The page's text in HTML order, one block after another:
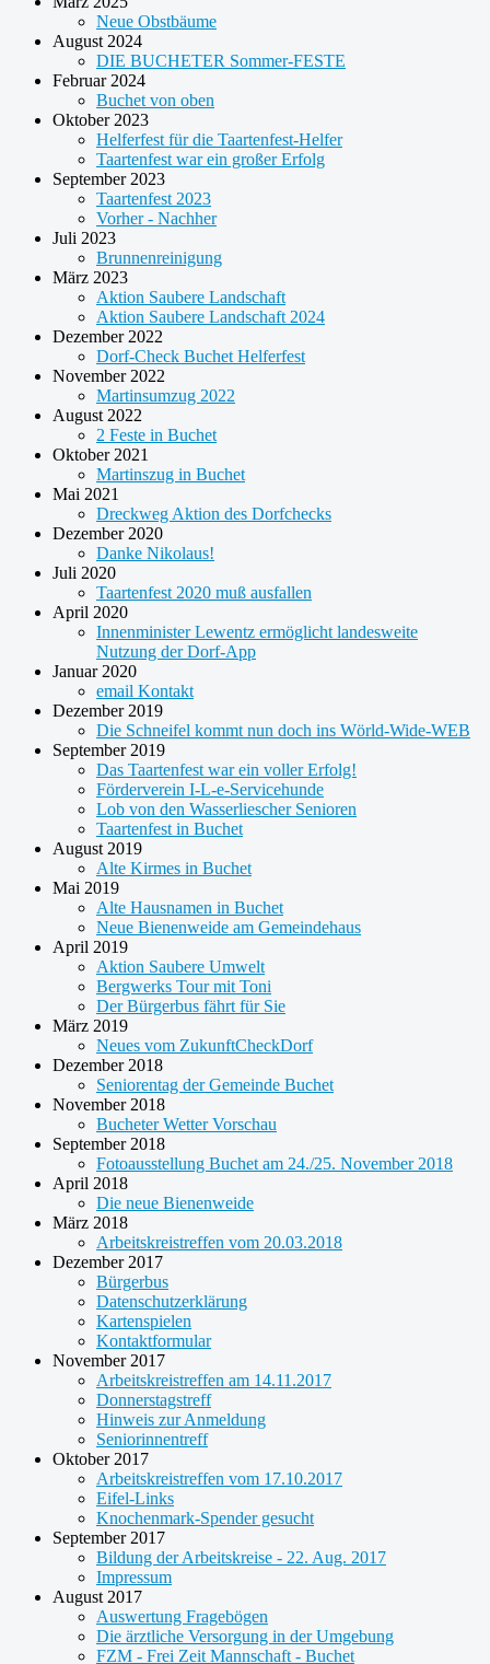
Neue Obstbäume
August 2024
DIE BUCHETER Sommer-FESTE
Februar 2024
Buchet von oben
Oktober 2023
Helferfest für die Taartenfest-Helfer
Taartenfest war ein großer Erfolg
September 2023
Taartenfest 2023
Vorher - Nachher
Juli 2023
Brunnenreinigung
März 2023
Aktion Saubere Landschaft
Aktion Saubere Landschaft 2024
Dezember 2022
Dorf-Check Buchet Helferfest
November 2022
Martinsumzug 2022
August 2022
2 Feste in Buchet
Oktober 2021
Martinszug in Buchet
Mai 2021
Dreckweg Aktion des Dorfchecks
Dezember 2020
Danke Nikolaus!
Juli 2020
Taartenfest 2020 muß ausfallen
April 2020
Innenminister Lewentz ermöglicht landesweite
Nutzung der Dorf-App
Januar 2020
email Kontakt
Dezember 2019
Die Schneifel kommt nun doch ins Wörld-Wide-WEB
September 2019
Das Taartenfest war ein voller Erfolg!
Förderverein I-L-e-Servicehunde
Lob von den Wasserliescher Senioren
Taartenfest in Buchet
August 2019
Alte Kirmes in Buchet
Mai 2019
Alte Hausnamen in Buchet
Neue Bienenweide am Gemeindehaus
April 2019
Aktion Saubere Umwelt
Bergwerks Tour mit Toni
Der Bürgerbus fährt für Sie
März 2019
Neues vom ZukunftCheckDorf
Dezember 2018
Seniorentag der Gemeinde Buchet
November 2018
Bucheter Wetter Vorschau
September 2018
Fotoausstellung Buchet am 24./25. November 2018
April 2018
Die neue Bienenweide
März 2018
Arbeitskreistreffen vom 20.03.2018
Dezember 2017
Bürgerbus
Datenschutzerklärung
Kartenspielen
Kontaktformular
November 2017
Arbeitskreistreffen am 14.11.2017
Donnerstagstreff
Hinweis zur Anmeldung
Seniorinnentreff
Oktober 2017
Arbeitskreistreffen vom 17.10.2017
Eifel-Links
Knochenmark-Spender gesucht
September 2017
Bildung der Arbeitskreise - 22. Aug. 2017
Impressum
August 2017
Auswertung Fragebögen
Die ärztliche Versorgung in der Umgebung
FZM - Frei Zeit Mannschaft - Buchet